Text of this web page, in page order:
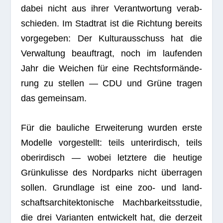
dabei nicht aus ihrer Ver­ant­wor­tung ver­ab­
schie­den. Im Stadt­rat ist die Rich­tung bereits
vor­ge­ge­ben: Der Kul­tur­aus­schuss hat die
Ver­wal­tung beauf­tragt, noch im lau­fen­den
Jahr die Wei­chen für eine Rechts­form­än­de­
rung zu stel­len — CDU und Grüne tra­gen
das gemeinsam.
Für die bau­li­che Erwei­te­rung wur­den erste
Modelle vor­ge­stellt: teils unter­ir­disch, teils
ober­ir­disch — wobei letz­tere die heu­tige
Grün­ku­lisse des Nord­parks nicht über­ra­gen
sol­len. Grund­lage ist eine zoo- und land­
schafts­ar­chi­tek­to­ni­sche Mach­bar­keits­stu­die,
die drei Vari­an­ten ent­wi­ckelt hat, die der­zeit